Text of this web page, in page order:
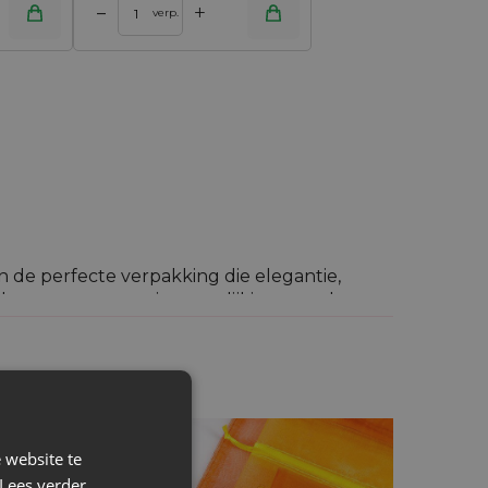
– verp. +
de perfecte verpakking die elegantie,
ze presteren in vergelijking met de
en esthetische uiterlijk.
website te